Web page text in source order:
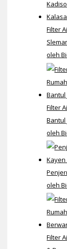
Filter
oleh
Filter
Bantul
oleh
oleh
Filter